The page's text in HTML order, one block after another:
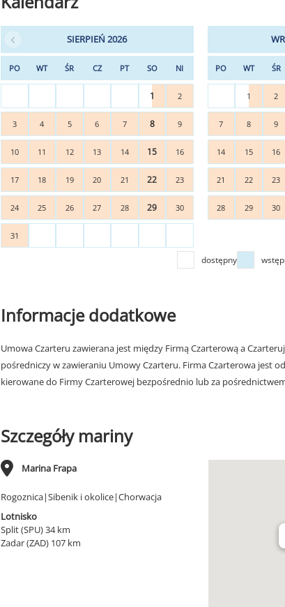
SIERPIEŃ 2026
PO WT ŚR CZ PT SO NI
1 2
3 4 5 6 7 8 9
10 11 12 13 14 15 16
17 18 19 20 21 22 23
24 25 26 27 28 29 30
31
PO WT ŚR
1 2
7 8 9
14 15 16
21 22 23
28 29 30
dostępny
Informacje dodatkowe
Umowa Czarteru zawierana jest między Firmą Czarterową a
pośredniczy w zawieraniu Umowy Czarteru. Firma Czarterowa jest
kierowane do Firmy Czarterowej bezpośrednio lub za
Szczegóły mariny
Marina Frapa
Rogoznica|Sibenik i okolice|Chorwacja
Lotnisko
Split (SPU) 34 km
Zadar (ZAD) 107 km